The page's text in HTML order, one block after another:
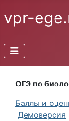
vpr-
ОГЭ по
Баллы и
Демоверсия